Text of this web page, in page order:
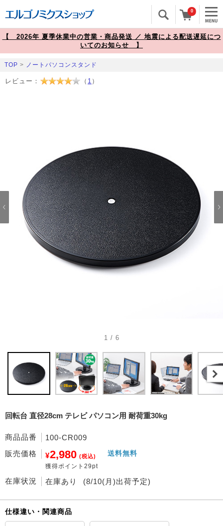
0
【 2026年 夏季休業中の営業・商品発送 ／ 地震による配送遅延につ
いてのお知らせ 】
TOP > ノートパソコンスタンド
レビュー： （ 1 ）
1 / 6
回転台 直径28cm テレビ パソコン用 耐荷重30kg
商品品番
100-CR009
販売価格
¥2,980 (税込)
獲得ポイント29pt
送料無料
在庫状況 在庫あり (8/10(月)出荷予定)
仕様違い・関連商品